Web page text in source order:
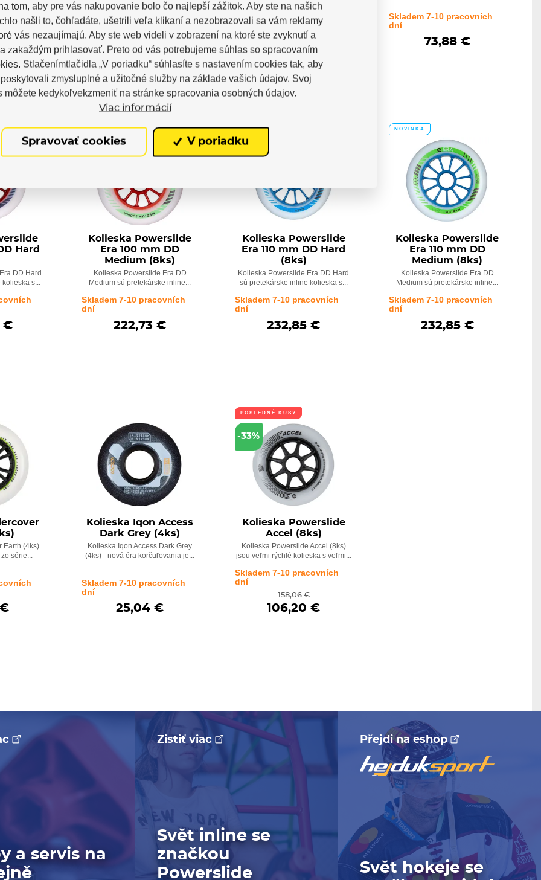
Skladem 7-10 pracovních
dní
96,16 €
Skladem 7-10 pracovních
dní
38,47 €
Skladem 7-10 pracovních
dní
73,88 €
Hard
DD Hard
s...
€
NOVINKA
Kolieska Powerslide
Era 100 mm DD
Medium (8ks)
Kolieska Powerslide Era DD
Medium sú pretekárske inline...
Skladem 7-10 pracovních
dní
222,73 €
NOVINKA
Kolieska Powerslide
Era 110 mm DD Hard
(8ks)
Kolieska Powerslide Era DD Hard
sú pretekárske inline kolieska s...
Skladem 7-10 pracovních
dní
232,85 €
NOVINKA
Kolieska Powerslide
Era 110 mm DD
Medium (8ks)
Kolieska Powerslide Era DD
Medium sú pretekárske inline...
Skladem 7-10 pracovních
dní
232,85 €
Earth (4ks)
série...
Kolieska Iqon Access
Dark Grey (4ks)
Kolieska Iqon Access Dark Grey
(4ks) - nová éra korčuľovania je...
Skladem 7-10 pracovních
dní
25,04 €
POSLEDNÉ KUSY
-33%
Kolieska Powerslide
Accel (8ks)
Kolieska Powerslide Accel (8ks)
jsou veľmi rýchlé kolieska s veľmi...
Skladem 7-10 pracovních
dní
158,06 €
106,20 €
a servis na
Zistiť viac
Svět inline se
značkou
Powerslide
Přejdi na eshop
Svět hokeje se
tom, aby pre vás nakupovanie bolo čo najlepší zážitok. Aby ste na našich
našli to, čohľadáte, ušetrili veľa klikaní a nezobrazovali sa vám reklamy
vás nezaujímajú. Aby ste web videli v zobrazení na ktoré ste zvyknutí a
zakaždým prihlasovať. Preto od vás potrebujeme súhlas so spracovaním
Stlačenímtlačidla „V poriadku“ súhlasíte s nastavením cookies tak, aby
zmysluplné a užitočné služby na základe vašich údajov. Svoj
môžete kedykoľvekzmeniť na stránke spracovania osobných údajov.
Viac informácií
Spravovať cookies V poriadku